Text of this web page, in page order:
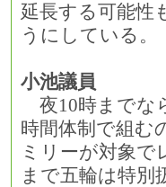
延長する可能性
うにしている。
小池議員
夜10時までな
時間体制で組む
ミリーが対象
まで五輪は特